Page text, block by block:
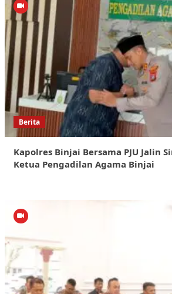
Berita
Kapolres Binjai Bersama PJU Jalin
Ketua Pengadilan Agama Binjai